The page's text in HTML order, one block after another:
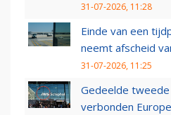
31-07-2026, 11:28
Einde van een
neemt afscheid
31-07-2026, 11:25
Gedeelde
verbonden